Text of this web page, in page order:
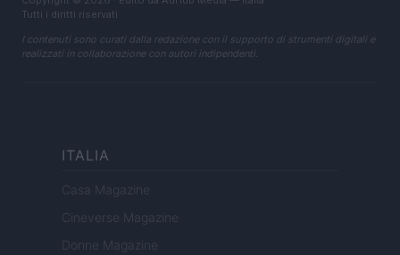
Tutti i diritti riservati
I contenuti sono curati dalla redazione con il supporto di strumenti digitali e
realizzati in collaborazione con autori indipendenti.
ITALIA
Casa Magazine
Cineverse Magazine
Donne Magazine